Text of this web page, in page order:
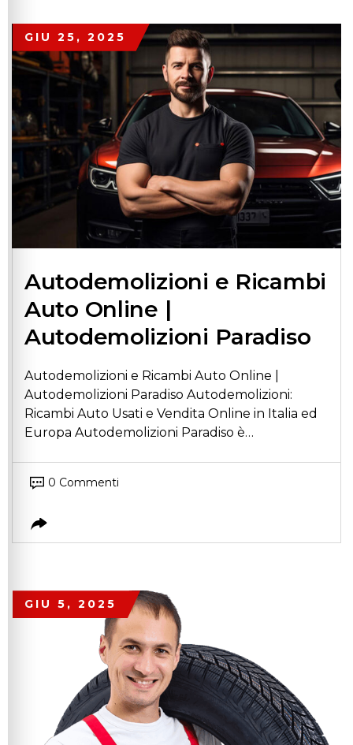
GIU 25, 2025
Autodemolizioni e Ricambi
Auto Online |
Autodemolizioni Paradiso
Autodemolizioni e Ricambi Auto Online |
Autodemolizioni Paradiso Autodemolizioni:
Ricambi Auto Usati e Vendita Online in Italia ed
Europa Autodemolizioni Paradiso è…
0 Commenti
GIU 5, 2025